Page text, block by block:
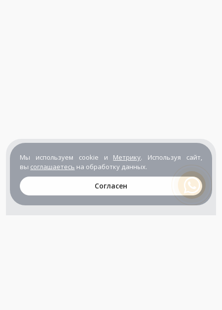
Мы используем cookie и Метрику. Используя сайт,
вы соглашаетесь на обработку данных.
Согласен